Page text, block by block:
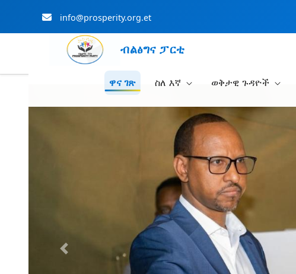
info@prosperity.org.et
ብልፅግና ፓርቲ
ዋና ገጽ ስለ እኛ ወቅታዊ ጉዳዮች
Previous